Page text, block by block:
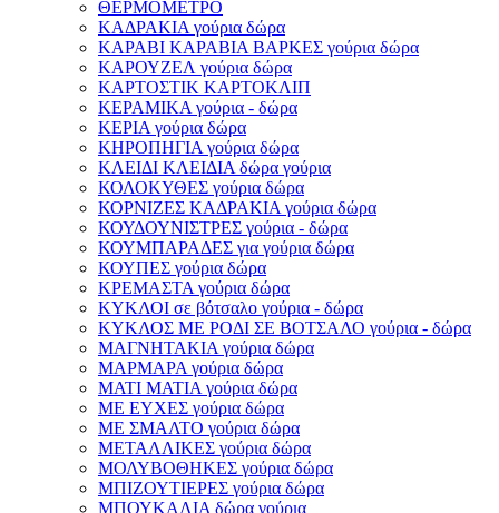
ΘΕΡΜΟΜΕΤΡΟ
ΚΑΔΡΑΚΙΑ γούρια δώρα
ΚΑΡΑΒΙ ΚΑΡΑΒΙΑ ΒΑΡΚΕΣ γούρια δώρα
ΚΑΡΟΥΖΕΛ γούρια δώρα
ΚΑΡΤΟΣΤΙΚ ΚΑΡΤΟΚΛΙΠ
ΚΕΡΑΜΙΚΑ γούρια - δώρα
ΚΕΡΙΑ γούρια δώρα
ΚΗΡΟΠΗΓΙΑ γούρια δώρα
ΚΛΕΙΔΙ ΚΛΕΙΔΙΑ δώρα γούρια
ΚΟΛΟΚΥΘΕΣ γούρια δώρα
ΚΟΡΝΙΖΕΣ ΚΑΔΡΑΚΙΑ γούρια δώρα
ΚΟΥΔΟΥΝΙΣΤΡΕΣ γούρια - δώρα
ΚΟΥΜΠΑΡΑΔΕΣ για γούρια δώρα
ΚΟΥΠΕΣ γούρια δώρα
ΚΡΕΜΑΣΤΑ γούρια δώρα
ΚΥΚΛΟΙ σε βότσαλο γούρια - δώρα
ΚΥΚΛΟΣ ΜΕ ΡΟΔΙ ΣΕ ΒΟΤΣΑΛΟ γούρια - δώρα
ΜΑΓΝΗΤΑΚΙΑ γούρια δώρα
ΜΑΡΜΑΡΑ γούρια δώρα
ΜΑΤΙ ΜΑΤΙΑ γούρια δώρα
ΜΕ ΕΥΧΕΣ γούρια δώρα
ΜΕ ΣΜΑΛΤΟ γούρια δώρα
ΜΕΤΑΛΛΙΚΕΣ γούρια δώρα
ΜΟΛΥΒΟΘΗΚΕΣ γούρια δώρα
ΜΠΙΖΟΥΤΙΕΡΕΣ γούρια δώρα
ΜΠΟΥΚΑΛΙΑ δώρα γούρια